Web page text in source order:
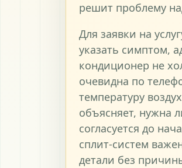
решит проблему
Для заявки на
указать симптом,
кондиционер не
очевидна по
температуру
объясняет, нужна
согласуется до
сплит-систем
детали без